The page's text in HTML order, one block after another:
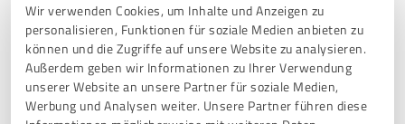
Wir verwenden Cookies, um Inhalte und Anzeigen zu
personalisieren, Funktionen für soziale Medien anbieten zu
können und die Zugriffe auf unsere Website zu analysieren.
Außerdem geben wir Informationen zu Ihrer Verwendung
unserer Website an unsere Partner für soziale Medien,
Werbung und Analysen weiter. Unsere Partner führen diese
SEHR GUT Empfehlung
Bewertung zu:
Praxis VALEO - Selbsthilfegruppe